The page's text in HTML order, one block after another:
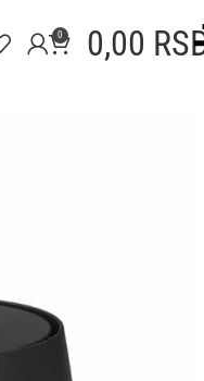
0 0,00